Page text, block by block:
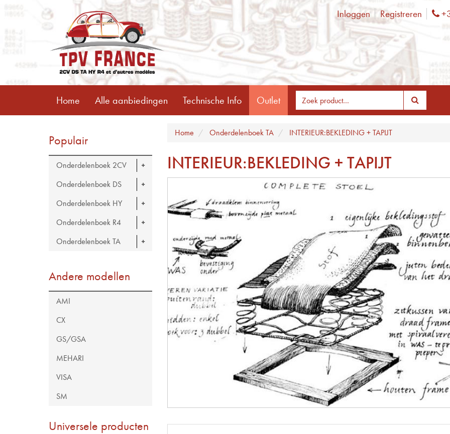
Inloggen Registreren
Home Alle aanbiedingen Technische Info Outlet
Populair
Onderdelenboek 2CV
Onderdelenboek DS
Onderdelenboek HY
Onderdelenboek R4
Onderdelenboek TA
Andere modellen
AMI
CX
GS/GSA
MEHARI
VISA
SM
Universele producten
Home Onderdelenboek TA INTERIEUR:BEKLEDING + TAPIJT
INTERIEUR:BEKLEDING + TAPIJT